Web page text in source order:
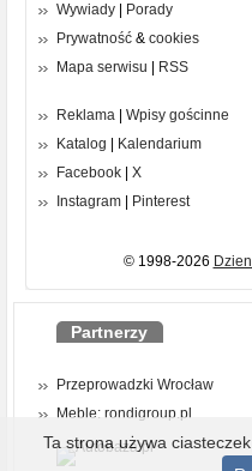
Wywiady
Porady
Prywatność & cookies
Mapa serwisu
RSS
Reklama
Wpisy gościnne
Katalog
Kalendarium
Facebook
X
Instagram
Pinterest
© 1998-2026
Partnerzy
Przeprowadzki Wrocław
Meble: rondigroup.pl
Ta strona używa